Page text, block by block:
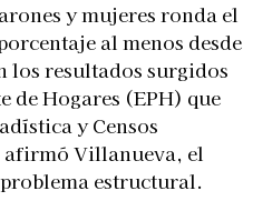
y mujeres ronda el
al menos desde
los resultados surgidos
de Hogares (EPH) que
y Censos
afirmó Villanueva, el
estructural.